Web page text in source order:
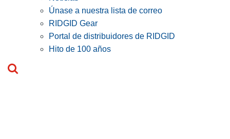
Únase a nuestra lista de correo
RIDGID Gear
Portal de distribuidores de RIDGID
Hito de 100 años